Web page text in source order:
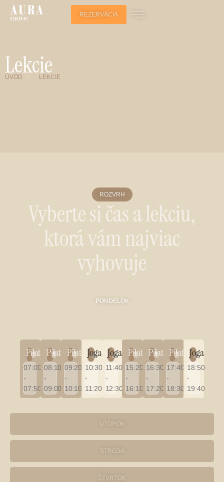
REZERVÁCIA
Lekcie
ÚVOD LEKCIE
ROZVRH
Vyberte si čas a lekciu,
ktorá vám najviac
vyhovuje
PONDELOK
UTOROK
STREDA
ŠTVRTOK
Pilates
07:00
-
07:50
Pilates
08:10
-
09:00
Pilates
09:20
-
10:10
Joga
10:30
-
11:20
Joga
11:40
-
12:30
Pilates
15:20
-
16:10
Pilates
16:30
-
17:20
Pilates
17:40
-
18:30
Joga
18:50
-
19:40